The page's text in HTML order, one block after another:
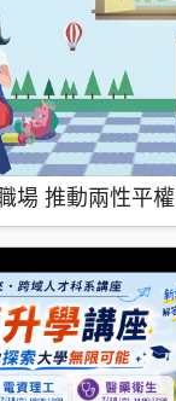
場 推動兩性平權